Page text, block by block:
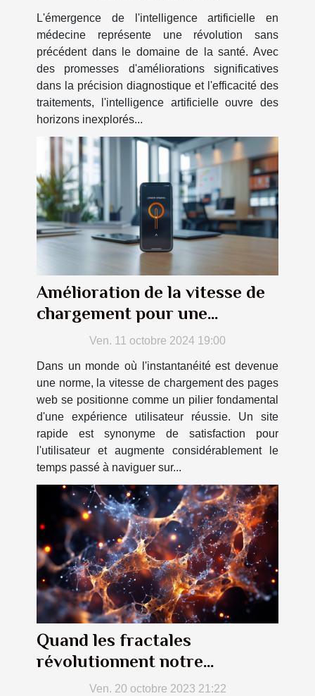
L'émergence de l'intelligence artificielle en
médecine représente une révolution sans
précédent dans le domaine de la santé. Avec
des promesses d'améliorations significatives
dans la précision diagnostique et l'efficacité des
traitements, l'intelligence artificielle ouvre des
horizons inexplorés...
Amélioration de la vitesse de
chargement pour une
meilleure UX
Ven. 11 octobre 2024 19:00
Dans un monde où l'instantanéité est devenue
une norme, la vitesse de chargement des pages
web se positionne comme un pilier fondamental
d'une expérience utilisateur réussie. Un site
rapide est synonyme de satisfaction pour
l'utilisateur et augmente considérablement le
temps passé à naviguer sur...
Quand les fractales
révolutionnent notre
compréhension de l'univers
Ven. 20 octobre 2023 21:22